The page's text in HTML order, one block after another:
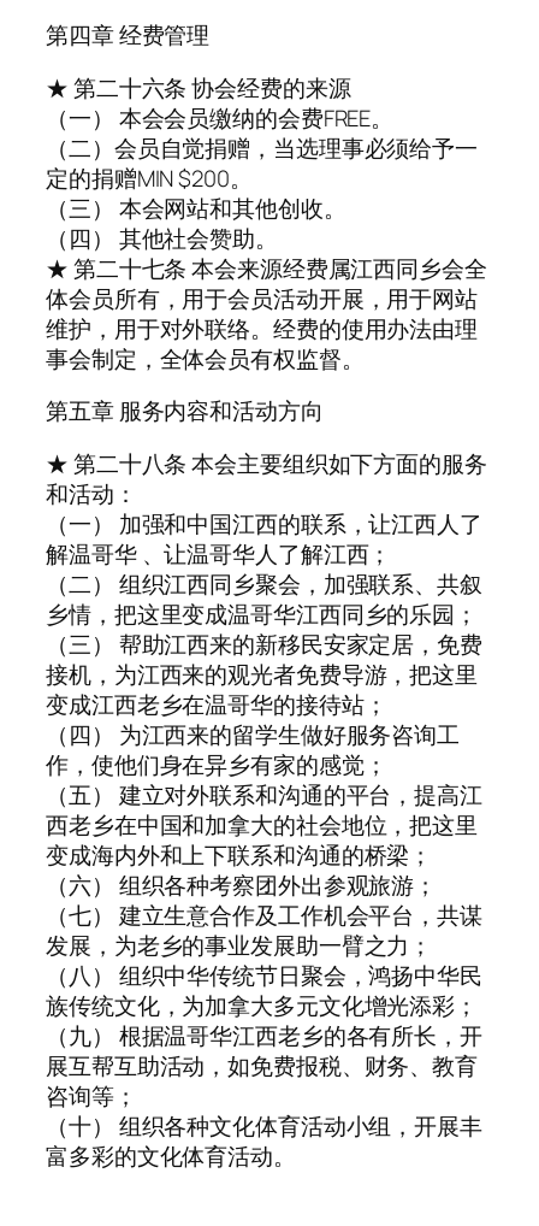
第四章 经费管理
★ 第二十六条 协会经费的来源
（一） 本会会员缴纳的会费FREE。
（二）会员自觉捐赠，当选理事必须给予一
定的捐赠MIN $200。
（三） 本会网站和其他创收。
（四） 其他社会赞助。
★ 第二十七条 本会来源经费属江西同乡会全
体会员所有，用于会员活动开展，用于网站
维护，用于对外联络。经费的使用办法由理
事会制定，全体会员有权监督。
第五章 服务内容和活动方向
★ 第二十八条 本会主要组织如下方面的服务
和活动：
（一） 加强和中国江西的联系，让江西人了
解温哥华 、让温哥华人了解江西；
（二） 组织江西同乡聚会，加强联系、共叙
乡情，把这里变成温哥华江西同乡的乐园；
（三） 帮助江西来的新移民安家定居，免费
接机，为江西来的观光者免费导游，把这里
变成江西老乡在温哥华的接待站；
（四） 为江西来的留学生做好服务咨询工
作，使他们身在异乡有家的感觉；
（五） 建立对外联系和沟通的平台，提高江
西老乡在中国和加拿大的社会地位，把这里
变成海内外和上下联系和沟通的桥梁；
（六） 组织各种考察团外出参观旅游；
（七） 建立生意合作及工作机会平台，共谋
发展，为老乡的事业发展助一臂之力；
（八） 组织中华传统节日聚会，鸿扬中华民
族传统文化，为加拿大多元文化增光添彩；
（九） 根据温哥华江西老乡的各有所长，开
展互帮互助活动，如免费报税、财务、教育
咨询等；
（十） 组织各种文化体育活动小组，开展丰
富多彩的文化体育活动。